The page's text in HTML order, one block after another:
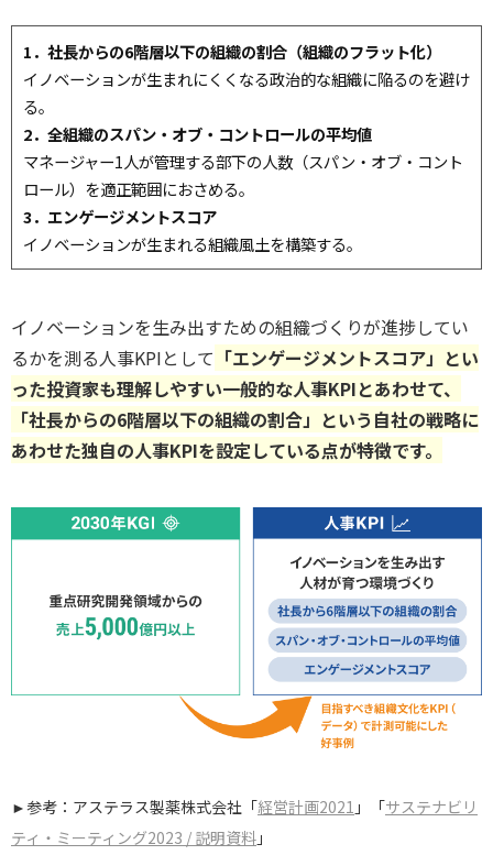
1．社長からの6階層以下の組織の割合（組織のフラット化）
イノベーションが生まれにくくなる政治的な組織に陥るのを避け
る。
2．全組織のスパン・オブ・コントロールの平均値
マネージャー1人が管理する部下の人数（スパン・オブ・コント
ロール）を適正範囲におさめる。
3．エンゲージメントスコア
イノベーションが生まれる組織風土を構築する。
イノベーションを生み出すための組織づくりが進捗してい
るかを測る人事KPIとして 「エンゲージメントスコア」とい
った投資家も理解しやすい一般的な人事KPIとあわせて、
「社長からの6階層以下の組織の割合」という自社の戦略に
あわせた独自の人事KPIを設定している点が特徴です。
►参考：アステラス製薬株式会社「経営計画2021 」「サステナビリ
ティ・ミーティング2023 / 説明資料 」